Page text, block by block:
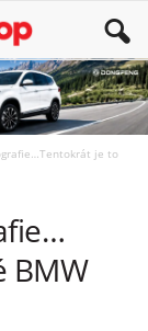
je to
BMW